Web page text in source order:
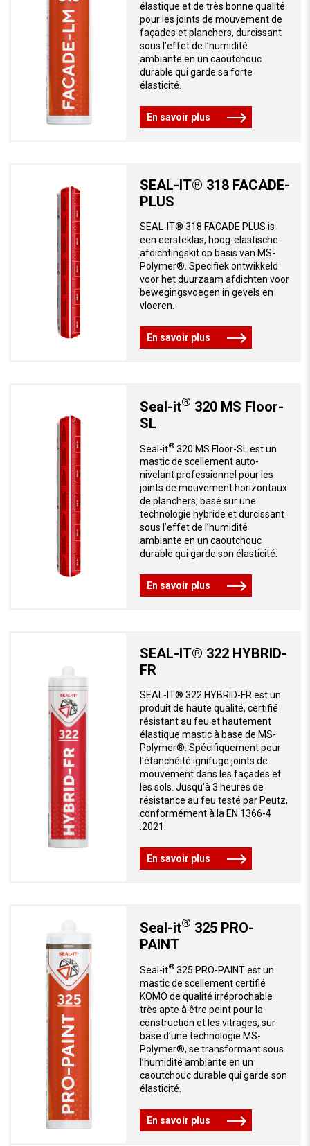
élastique et de très bonne qualité
pour les joints de mouvement de
façades et planchers, durcissant
sous l’effet de l’humidité
ambiante en un caoutchouc
durable qui garde sa forte
élasticité.
En savoir plus
SEAL-IT® 318 FACADE-
PLUS
SEAL-IT® 318 FACADE PLUS is
een eersteklas, hoog-elastische
afdichtingskit op basis van MS-
Polymer®. Specifiek ontwikkeld
voor het duurzaam afdichten voor
bewegingsvoegen in gevels en
vloeren.
En savoir plus
Seal-it® 320 MS Floor-
SL
Seal-it®320 MS Floor-SL est un
mastic de scellement auto-
nivelant professionnel pour les
joints de mouvement horizontaux
de planchers, basé sur une
technologie hybride et durcissant
sous l’effet de l’humidité
ambiante en un caoutchouc
durable qui garde son élasticité.
En savoir plus
SEAL-IT® 322 HYBRID-
FR
SEAL-IT® 322 HYBRID-FR est un
produit de haute qualité, certifié
résistant au feu et hautement
élastique mastic à base de MS-
Polymer®. Spécifiquement pour
l'étanchéité ignifuge joints de
mouvement dans les façades et
les sols. Jusqu'à 3 heures de
résistance au feu testé par Peutz,
conformément à la EN 1366-4
:2021.
En savoir plus
Seal-it® 325 PRO-
PAINT
Seal-it®325 PRO-PAINT est un
mastic de scellement certifié
KOMO de qualité irréprochable
très apte à être peint pour la
construction et les vitrages, sur
base d’une technologie MS-
Polymer®, se transformant sous
l’humidité ambiante en un
caoutchouc durable qui garde son
élasticité.
En savoir plus